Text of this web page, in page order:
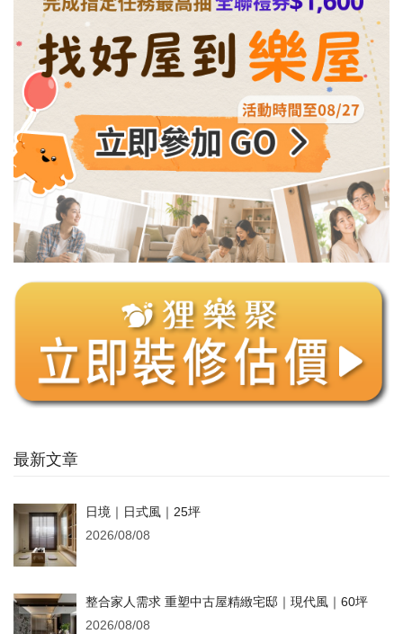
最新文章
日境｜日式風｜25坪
2026/08/08
整合家人需求 重塑中古屋精緻宅邸｜現代風｜60坪
2026/08/08